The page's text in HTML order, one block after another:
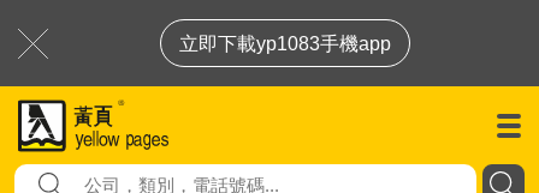
立即下載yp1083手機app